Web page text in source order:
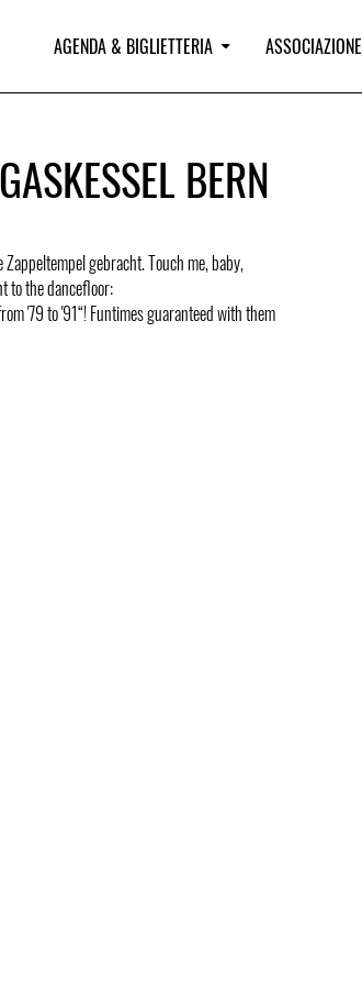
AGENDA & BIGLIETTERIA ASSOCIAZIONE
BERN
gebracht. Touch me, baby,
to the dancefloor:
'79 to '91“! Funtimes guaranteed with them